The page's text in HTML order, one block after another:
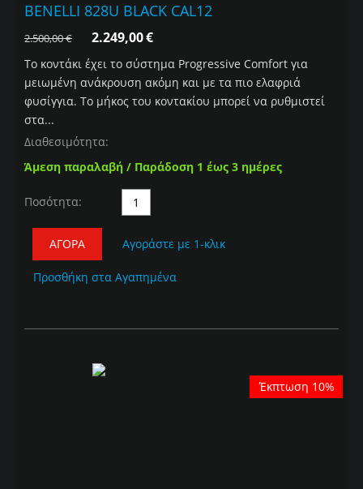
BENELLI 828U BLACK CAL12
2.500,00€ 2.249,00€
Το κοντάκι έχει το σύστημα Progressive Comfort για
μειωμένη ανάκρουση ακόμη και με τα πιο ελαφριά
φυσίγγια. Το μήκος του κοντακίου μπορεί να ρυθμιστεί
στα...
Διαθεσιμότητα:
Άμεση παραλαβή / Παράδοση 1 έως 3 ημέρες
Ποσότητα:
ΑΓΟΡΆ Αγοράστε με 1-κλικ
Προσθήκη στα Αγαπημένα
Έκπτωση 10%